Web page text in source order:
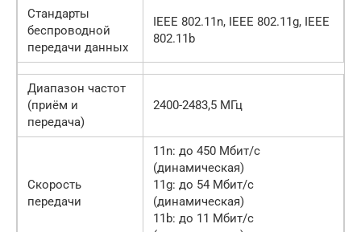
Стандарты
беспроводной
передачи данных
IEEE 802.11n, IEEE 802.11g, IEEE
802.11b
Диапазон частот
(приём и
передача)
2400-2483,5 МГц
Скороcть
передачи
11n: до 450 Мбит/с
(динамическая)
11g: до 54 Мбит/с
(динамическая)
11b: до 11 Мбит/с